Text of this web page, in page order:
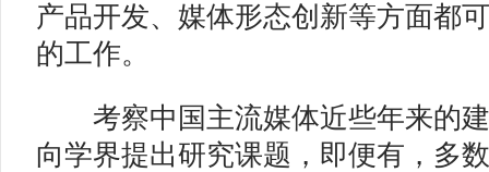
产品开发、媒体形态创新等方面都
的工作。
考察中国主流媒体近些年来的建
向学界提出研究课题，即便有，多